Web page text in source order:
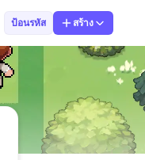
ป้อนรหัส สร้าง